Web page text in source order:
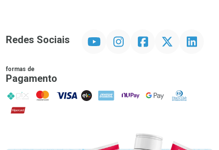
Redes Sociais InstagramFacebookTwitter Linkedin
formas de
Pagamento
PIX MasterCard
VISA ELO AMEX NuPay Google PayDiners Club
Hipercard
Promoção em Destaque